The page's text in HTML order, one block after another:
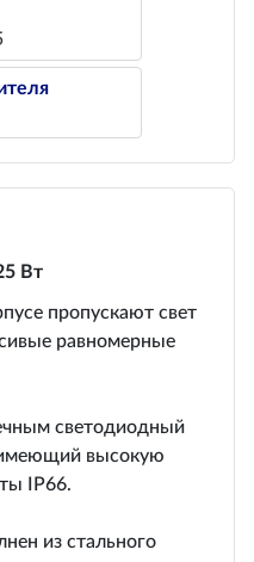
Вт
пропускают свет
равномерные
светодиодный
высокую
IP66.
из стального